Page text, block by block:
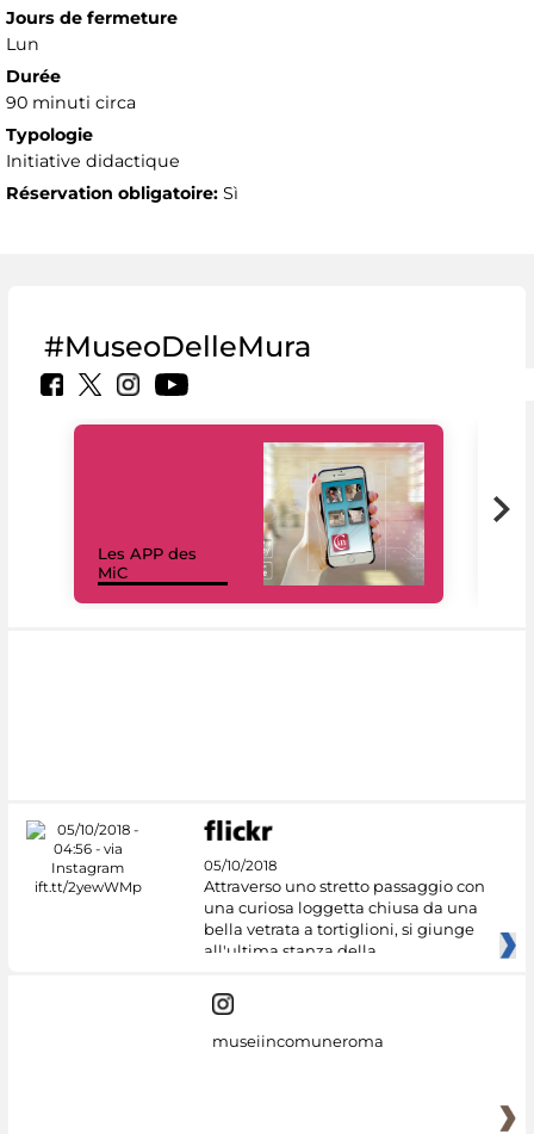
Jours de fermeture
Lun
Durée
90 minuti circa
Typologie
Initiative didactique
Réservation obligatoire: Sì
#MuseoDelleMura
Les APP des
MiC
05/10/2018
Attraverso uno stretto passaggio con
una curiosa loggetta chiusa da una
bella vetrata a tortiglioni, si giunge
all'ultima stanza della
museiincomuneroma